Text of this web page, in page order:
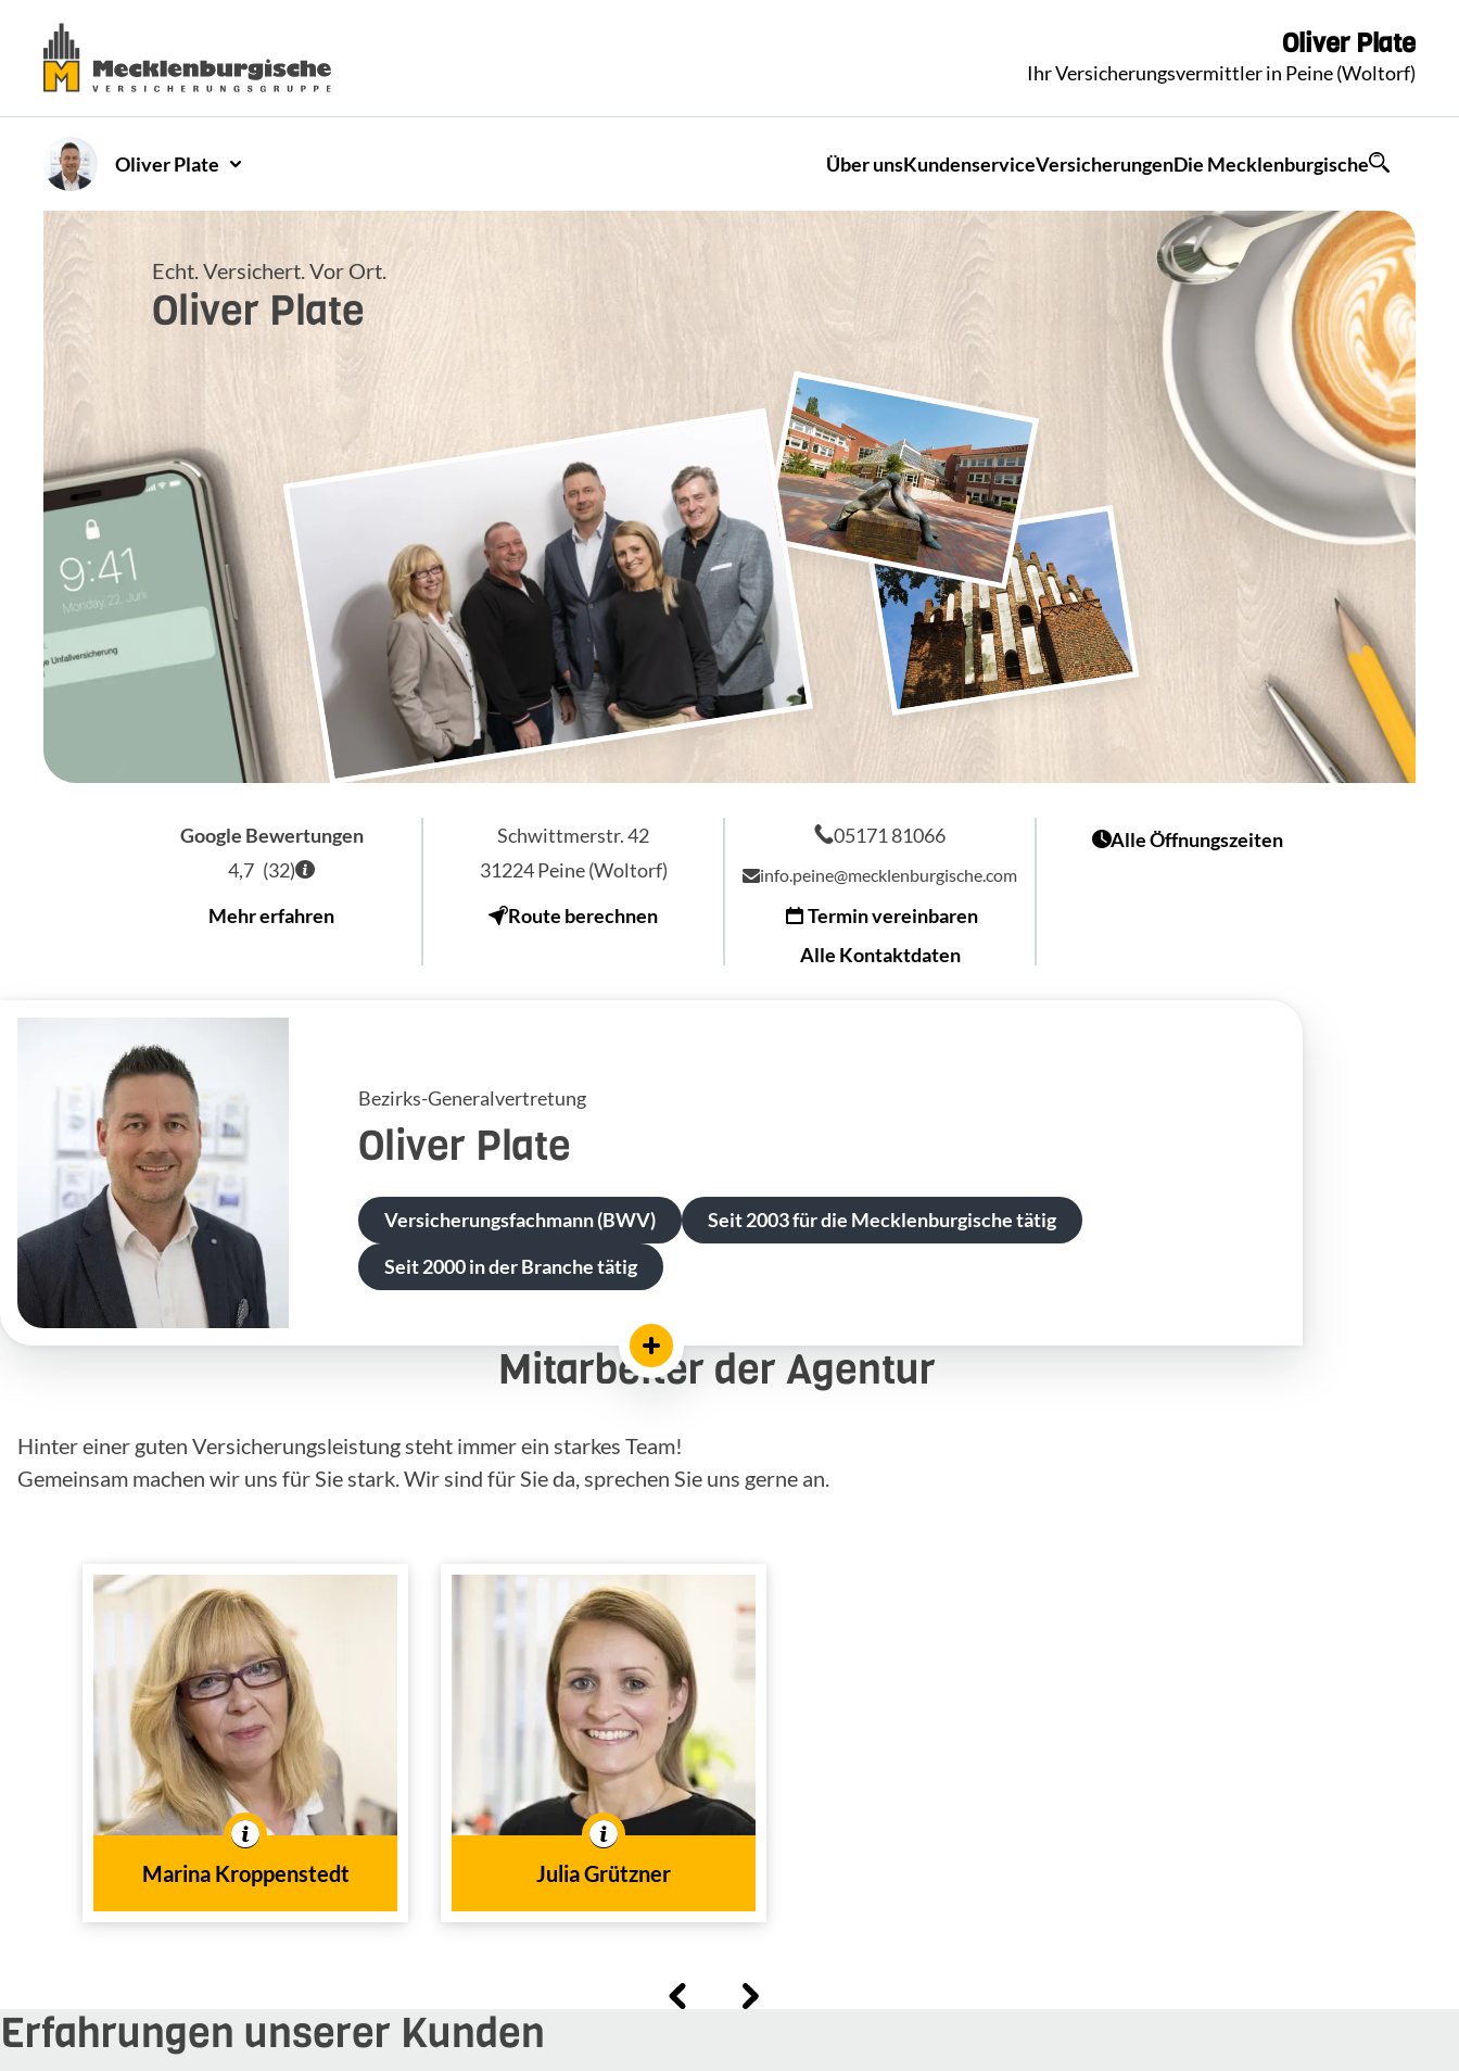
Oliver Plate
Ihr Versicherungsvermittler in Peine (Woltorf)
OliverPlate Über unsKundenserviceVersicherungenDie Mecklenburgische
Oliver Plate
Echt. Versichert. Vor Ort.
Google Bewertungen
4,7 (32)
Mehr erfahren
Schwittmerstr. 42
31224Peine (Woltorf)
Route berechnen
05171 81066
info.peine@mecklenburgische.com
Termin vereinbaren
Alle Kontaktdaten
Alle Öffnungszeiten
Bezirks-Generalvertretung
Oliver Plate
Versicherungsfachmann (BWV)
Seit 2003 für die Mecklenburgische tätig
Seit 2000 in der Branche tätig
Mitarbeiter der Agentur
Hinter einer guten Versicherungsleistung steht immer ein starkes Team!
Gemeinsam machen wir uns für Sie stark. Wir sind für Sie da, sprechen Sie uns gerne an.
Marina Kroppenstedt
Marina
Kroppenstedt
Fachberaterin für
Finanzdienstleistungen
(IHK)
Tätig im
Innendienst
In der Branche tätig seit
Julia Grützner
Julia Grützner
Tätig im
Innendienst
Erfahrungen unserer Kunden